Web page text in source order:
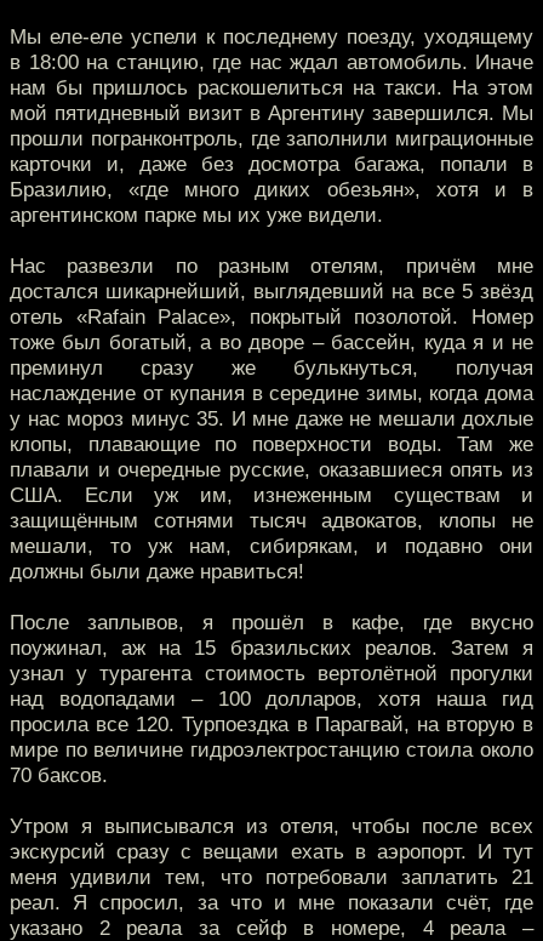
Мы еле-еле успели к последнему поезду, уходящему
в 18:00 на станцию, где нас ждал автомобиль. Иначе
нам бы пришлось раскошелиться на такси. На этом
мой пятидневный визит в Аргентину завершился. Мы
прошли погранконтроль, где заполнили миграционные
карточки и, даже без досмотра багажа, попали в
Бразилию, «где много диких обезьян», хотя и в
аргентинском парке мы их уже видели.
Нас развезли по разным отелям, причём мне
достался шикарнейший, выглядевший на все 5 звёзд
отель «Rafain Palace», покрытый позолотой. Номер
тоже был богатый, а во дворе – бассейн, куда я и не
преминул сразу же булькнуться, получая
наслаждение от купания в середине зимы, когда дома
у нас мороз минус 35. И мне даже не мешали дохлые
клопы, плавающие по поверхности воды. Там же
плавали и очередные русские, оказавшиеся опять из
США. Если уж им, изнеженным существам и
защищённым сотнями тысяч адвокатов, клопы не
мешали, то уж нам, сибирякам, и подавно они
должны были даже нравиться!
После заплывов, я прошёл в кафе, где вкусно
поужинал, аж на 15 бразильских реалов. Затем я
узнал у турагента стоимость вертолётной прогулки
над водопадами – 100 долларов, хотя наша гид
просила все 120. Турпоездка в Парагвай, на вторую в
мире по величине гидроэлектростанцию стоила около
70 баксов.
Утром я выписывался из отеля, чтобы после всех
экскурсий сразу с вещами ехать в аэропорт. И тут
меня удивили тем, что потребовали заплатить 21
реал. Я спросил, за что и мне показали счёт, где
указано 2 реала за сейф в номере, 4 реала –